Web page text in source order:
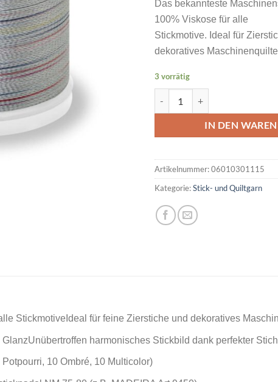
Das bekannteste
100% Viskose für alle
Stickmotive. Ideal für
dekoratives
3 vorrätig
IN DEN
Artikelnummer:06010301115
Kategorie:Stick- und Quiltgarn
StickmotiveIdeal für feine Zierstiche und dekoratives
harmonisches Stickbild dank perfekter
10 Ombré, 10 Multicolor)